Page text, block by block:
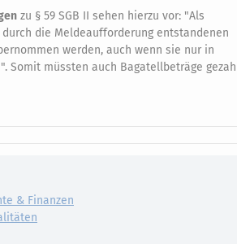
zu § 59 SGB II sehen hierzu vor: "Als
die Meldeaufforderung entstandenen
werden, auch wenn sie nur in
Somit müssten auch Bagatellbeträge
& Finanzen